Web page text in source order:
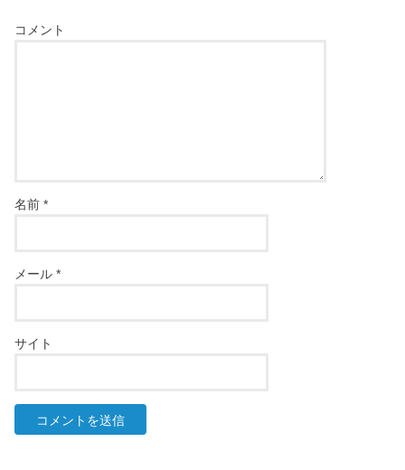
コメント
名前*
メール*
サイト